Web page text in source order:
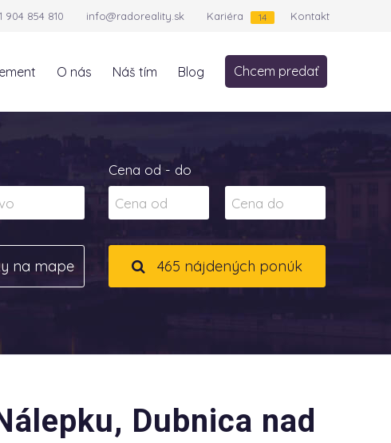
904 854 810 info@radoreality.sk Kariéra 14 Kontakt
O nás Náš tím Blog Chcem predať
Cena od - do
na mape 465 nájdených ponúk
Dubnica nad